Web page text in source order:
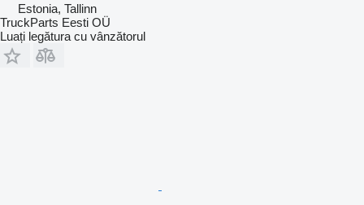
Estonia, Tallinn
TruckParts Eesti OÜ
Luați legătura cu vânzătorul